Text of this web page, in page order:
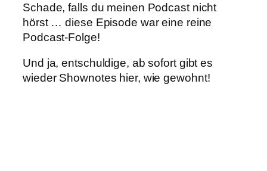
Schade, falls du meinen Podcast nicht
hörst … diese Episode war eine reine
Podcast-Folge!
Und ja, entschuldige, ab sofort gibt es
wieder Shownotes hier, wie gewohnt!